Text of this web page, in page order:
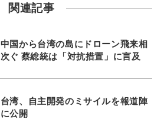
関連記事
中国から台湾の島にドローン飛来相
次ぐ 蔡総統は「対抗措置」に言及
台湾、自主開発のミサイルを報道陣
に公開